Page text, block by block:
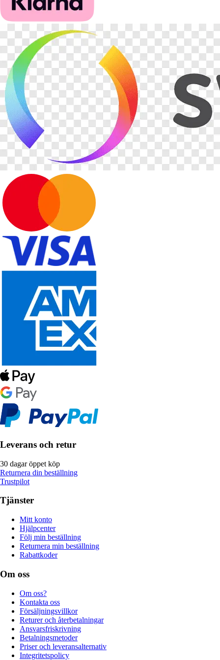
Leverans och retur
30 dagar öppet köp
Returnera din beställning
Trustpilot
Tjänster
Mitt konto
Hjälpcenter
Följ min beställning
Returnera min beställning
Rabattkoder
Om oss
Om oss?
Kontakta oss
Försäljningsvillkor
Returer och återbetalningar
Ansvarsfriskrivning
Betalningsmetoder
Priser och leveransalternativ
Integritetspolicy